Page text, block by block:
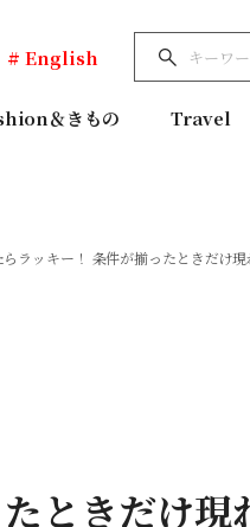
# English
＆きもの Travel
らラッキー！ 条件が揃ったときだけ
ときだけ